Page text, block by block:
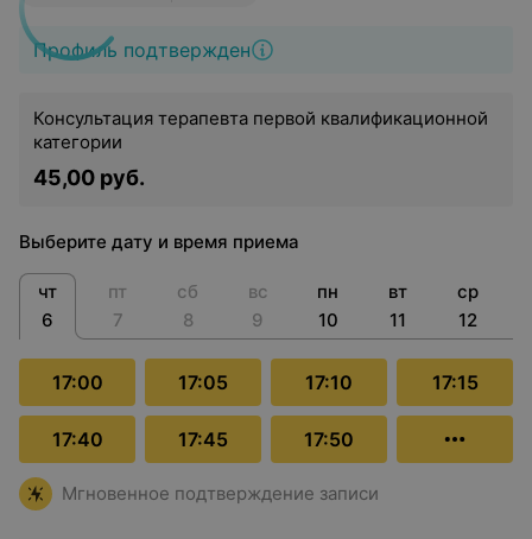
Профиль подтвержден
Консультация терапевта первой квалификационной
категории
45,00 руб.
Выберите дату и время приема
чт
6
пт
7
сб
8
вс
9
пн
10
вт
11
ср
12
17:00 17:05 17:10 17:15
17:40 17:45 17:50
Мгновенное подтверждение записи